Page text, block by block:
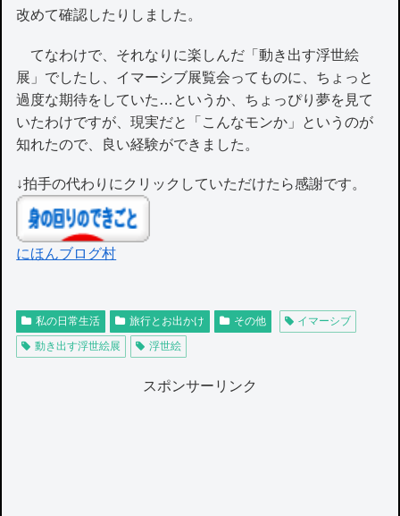
改めて確認したりしました。
てなわけで、それなりに楽しんだ「動き出す浮世絵
展」でしたし、イマーシブ展覧会ってものに、ちょっと
過度な期待をしていた…というか、ちょっぴり夢を見て
いたわけですが、現実だと「こんなモンか」というのが
知れたので、良い経験ができました。
↓拍手の代わりにクリックしていただけたら感謝です。
にほんブログ村
私の日常生活 旅行とお出かけ その他
イマーシブ
動き出す浮世絵展
浮世絵
スポンサーリンク